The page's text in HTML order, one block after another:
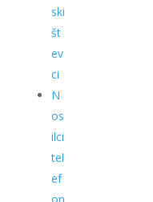
ski
št
ev
ci
N
os
ilci
tel
ef